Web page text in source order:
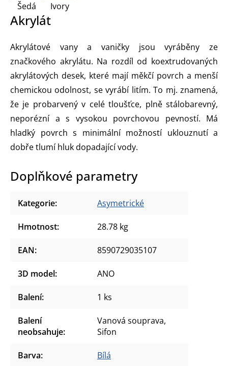
Šedá Ivory
Akrylát
Akrylátové vany a vaničky jsou vyráběny ze
značkového akrylátu. Na rozdíl od koextrudovaných
akrylátových desek, které mají měkčí povrch a menší
chemickou odolnost, se vyrábí litím. To mj. znamená,
že je probarvený v celé tloušťce, plně stálobarevný,
neporézní a s vysokou povrchovou pevností. Má
hladký povrch s minimální možností uklouznutí a
dobře tlumí hluk dopadající vody.
Doplňkové parametry
Kategorie: Asymetrické
Hmotnost: 28.78 kg
EAN: 8590729035107
3D model: ANO
Balení: 1 ks
Balení
neobsahuje:
Vanová souprava,
Sifon
Barva: Bílá